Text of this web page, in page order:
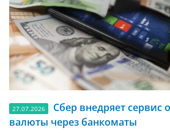
27.07.2026
Сбер внедряет сервис
валюты через банкоматы